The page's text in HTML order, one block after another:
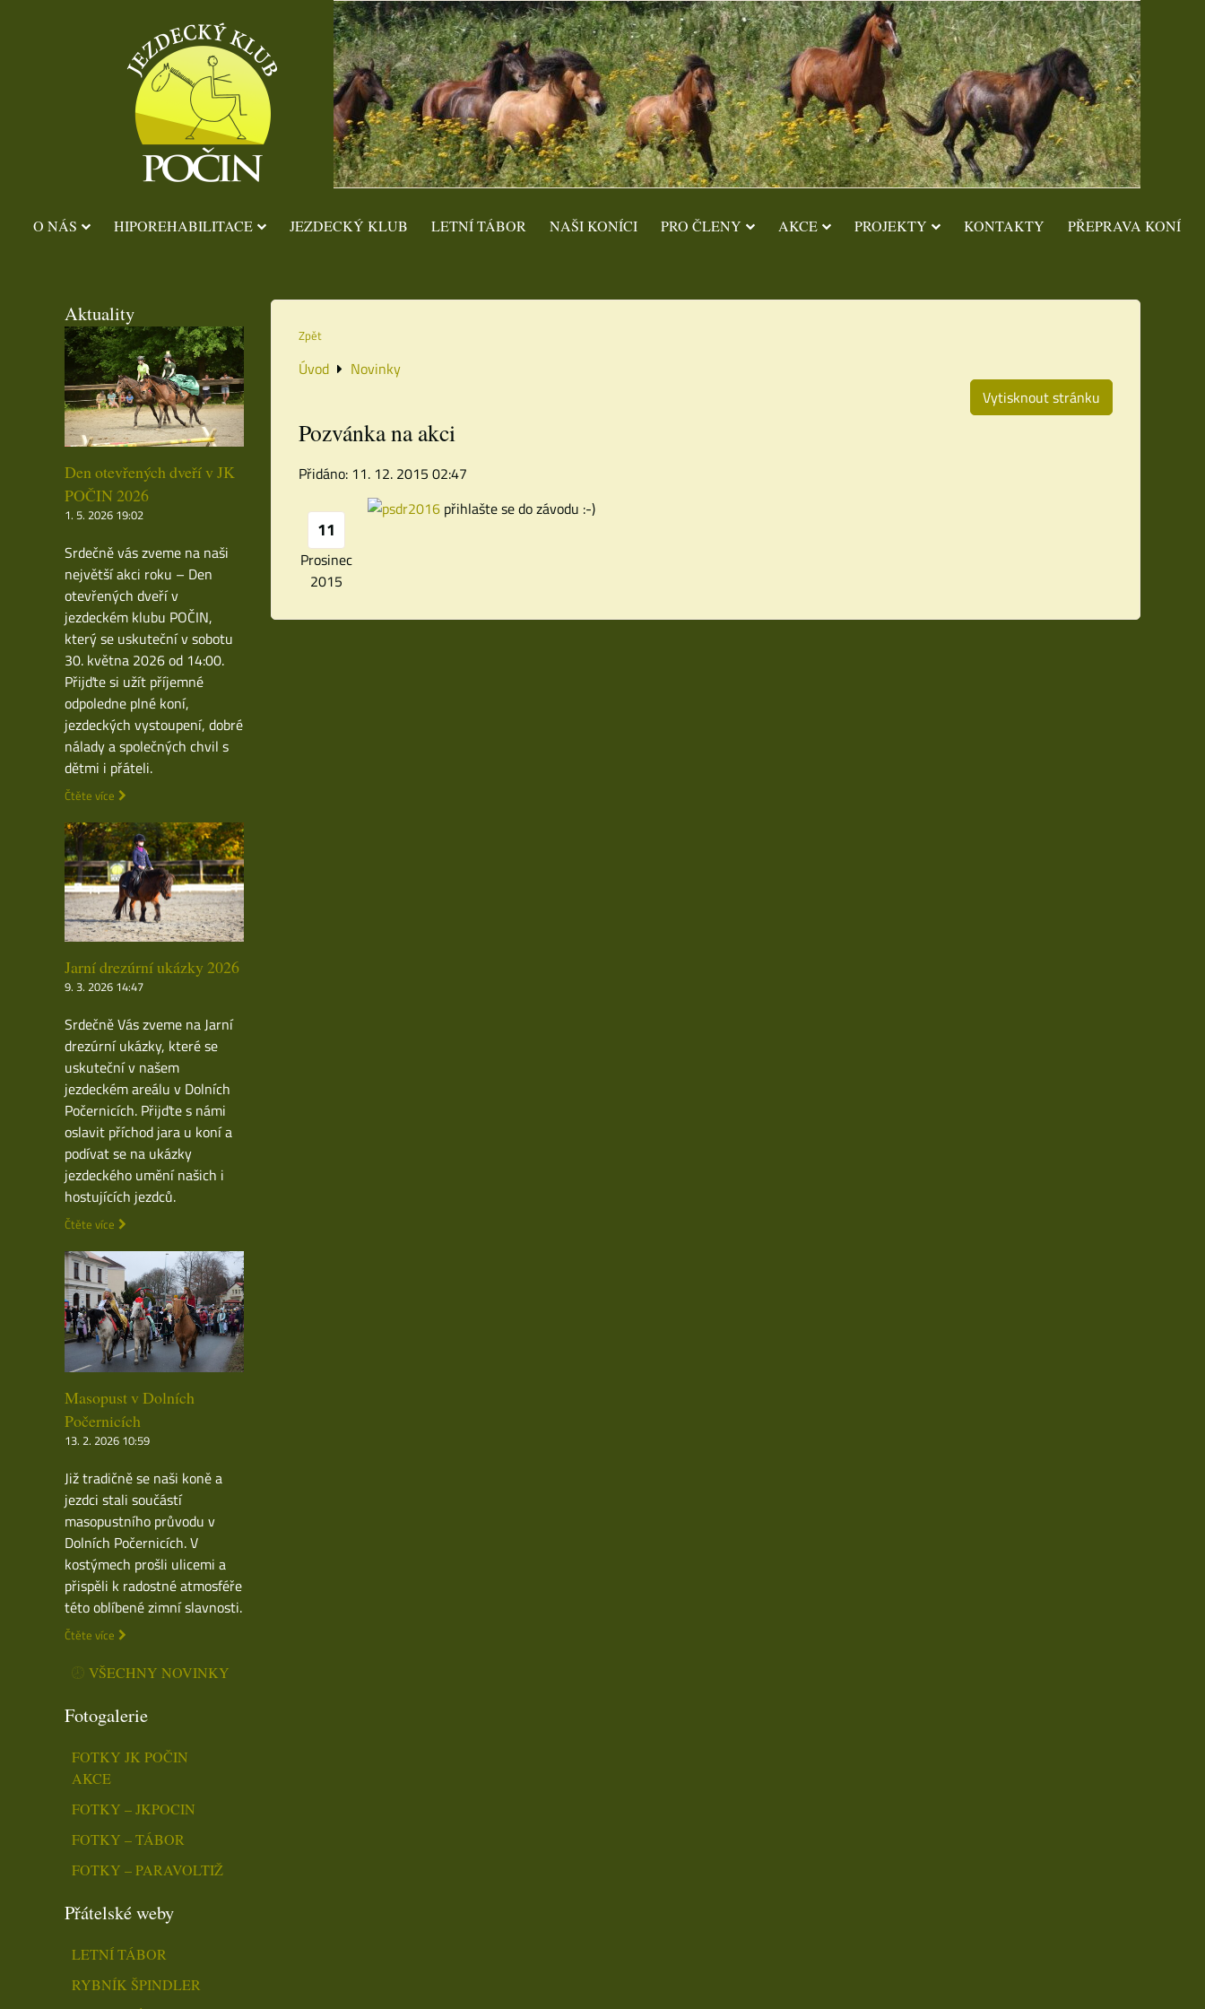
O NÁS HIPOREHABILITACE JEZDECKÝ KLUB LETNÍ TÁBOR NAŠI KONÍCI PRO ČLENY AKCE PROJEKTY KONTAKTY PŘEPRAVA KONÍ
Zpět
Úvod
Novinky
Vytisknout stránku
Pozvánka na akci
Přidáno: 11. 12. 2015 02:47
11
Prosinec
2015
přihlašte se do závodu :-)
Aktuality
Den otevřených dveří v JK
POČIN 2026
1. 5. 2026 19:02
Srdečně vás zveme na naši
největší akci roku – Den
otevřených dveří v
jezdeckém klubu POČIN,
který se uskuteční v sobotu
30. května 2026 od 14:00.
Přijďte si užít příjemné
odpoledne plné koní,
jezdeckých vystoupení, dobré
nálady a společných chvil s
dětmi i přáteli.
Čtěte více
Jarní drezúrní ukázky 2026
9. 3. 2026 14:47
Srdečně Vás zveme na Jarní
drezúrní ukázky, které se
uskuteční v našem
jezdeckém areálu v Dolních
Počernicích. Přijďte s námi
oslavit příchod jara u koní a
podívat se na ukázky
jezdeckého umění našich i
hostujících jezdců.
Čtěte více
Masopust v Dolních
Počernicích
13. 2. 2026 10:59
Již tradičně se naši koně a
jezdci stali součástí
masopustního průvodu v
Dolních Počernicích. V
kostýmech prošli ulicemi a
přispěli k radostné atmosféře
této oblíbené zimní slavnosti.
Čtěte více
VŠECHNY NOVINKY
Fotogalerie
FOTKY JK POČIN
AKCE
FOTKY – JKPOCIN
FOTKY – TÁBOR
FOTKY – PARAVOLTIŽ
Přátelské weby
LETNÍ TÁBOR
RYBNÍK ŠPINDLER